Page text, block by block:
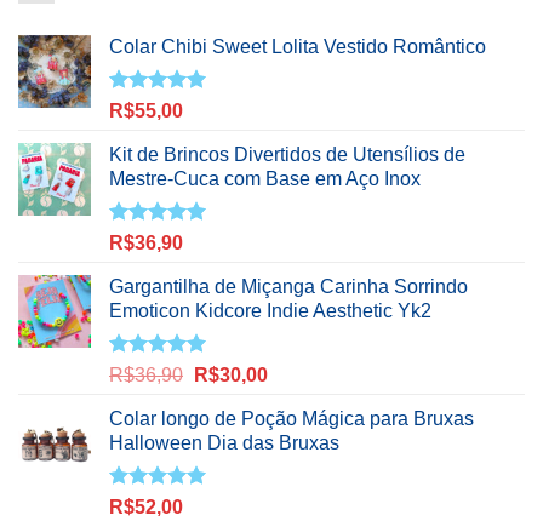
Colar Chibi Sweet Lolita Vestido Romântico
Avaliação
R$55,00
Kit de Brincos Divertidos de Utensílios de
Mestre-Cuca com Base em Aço Inox
Avaliação
R$36,90
Gargantilha de Miçanga Carinha Sorrindo
Emoticon Kidcore Indie Aesthetic Yk2
Avaliação
R$36,90 O
original
era:
R$36,90.
R$30,00O
atual
é:
Colar longo de Poção Mágica para Bruxas
Halloween Dia das Bruxas
Avaliação
R$52,00